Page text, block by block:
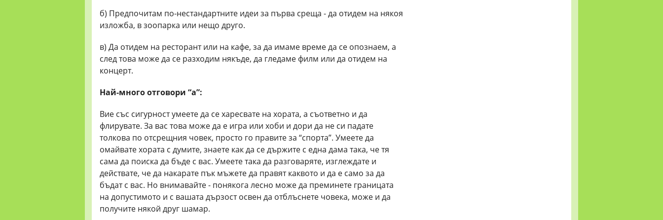
б) Предпочитам по-нестандартните идеи за първа среща - да отидем на някоя
изложба, в зоопарка или нещо друго.
в) Да отидем на ресторант или на кафе, за да имаме време да се опознаем, а
след това може да се разходим някъде, да гледаме филм или да отидем на
концерт.
Най-много отговори “а”:
Вие със сигурност умеете да се харесвате на хората, а съответно и да
флирувате. За вас това може да е игра или хоби и дори да не си падате
толкова по отсрещния човек, просто го правите за “спорта”. Умеете да
омайвате хората с думите, знаете как да се държите с една дама така, че тя
сама да поиска да бъде с вас. Умеете така да разговаряте, изглеждате и
действате, че да накарате пък мъжете да правят каквото и да е само за да
бъдат с вас. Но внимавайте - понякога лесно може да преминете границата
на допустимото и с вашата дързост освен да отблъснете човека, може и да
получите някой друг шамар.